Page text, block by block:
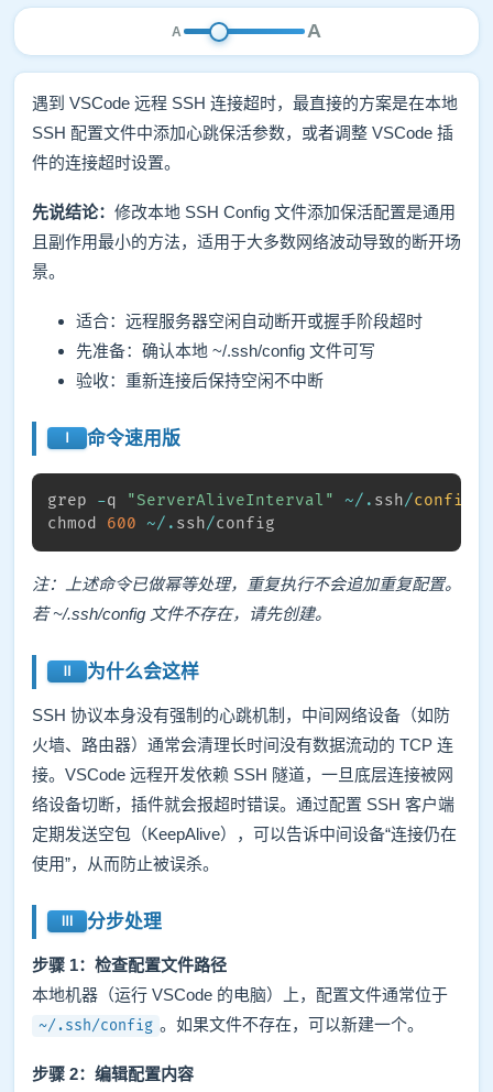
A A
遇到 VSCode 远程 SSH 连接超时，最直接的方案是在本地
SSH 配置文件中添加心跳保活参数，或者调整 VSCode 插
件的连接超时设置。
先说结论： 修改本地 SSH Config 文件添加保活配置是通用
且副作用最小的方法，适用于大多数网络波动导致的断开场
景。
适合：远程服务器空闲自动断开或握手阶段超时
先准备：确认本地 ~/.ssh/config 文件可写
验收：重新连接后保持空闲不中断
命令速用版
grep -q "ServerAliveInterval" ~/ . ssh/config
chmod 600 ~/ . ssh/config
注：上述命令已做幂等处理，重复执行不会追加重复配置。
若 ~/.ssh/config 文件不存在，请先创建。
为什么会这样
SSH 协议本身没有强制的心跳机制，中间网络设备（如防
火墙、路由器）通常会清理长时间没有数据流动的 TCP 连
接。VSCode 远程开发依赖 SSH 隧道，一旦底层连接被网
络设备切断，插件就会报超时错误。通过配置 SSH 客户端
定期发送空包（KeepAlive），可以告诉中间设备“连接仍在
使用”，从而防止被误杀。
分步处理
步骤 1：检查配置文件路径
本地机器（运行 VSCode 的电脑）上，配置文件通常位于
~/.ssh/config 。如果文件不存在，可以新建一个。
步骤 2：编辑配置内容